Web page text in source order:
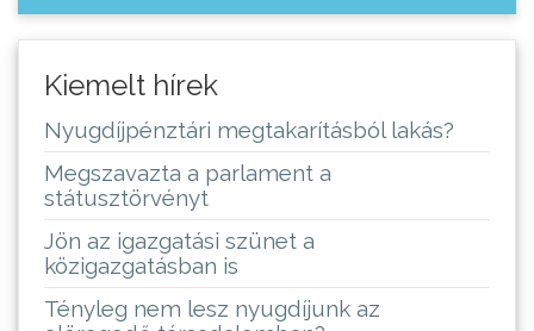
Kiemelt hírek
Nyugdíjpénztári megtakarításból lakás?
Megszavazta a parlament a
státusztörvényt
Jön az igazgatási szünet a
közigazgatásban is
Tényleg nem lesz nyugdíjunk az